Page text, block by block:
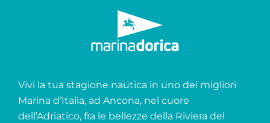
Vivi la tua stagione nautica in uno dei migliori
Marina d’Italia, ad Ancona, nel cuore
dell’Adriatico, fra le bellezze della Riviera del